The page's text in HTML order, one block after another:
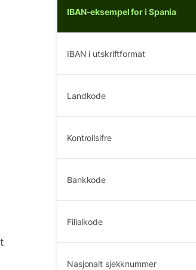
IBAN-eksempel for i Spania
IBAN i utskriftformat
Landkode
Kontrollsifre
Bankkode
Filialkode
Nasjonalt sjekknummer